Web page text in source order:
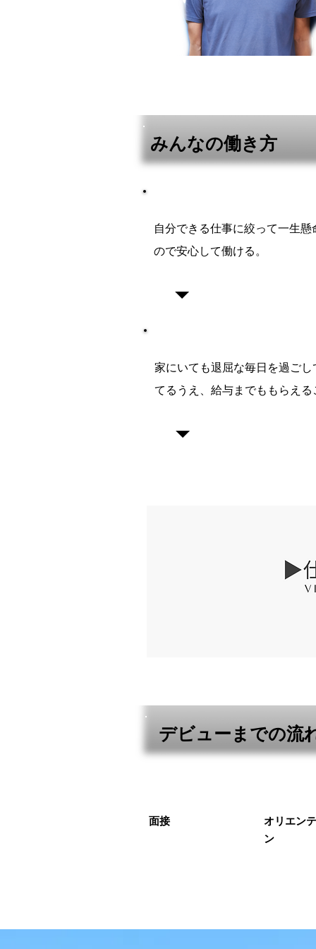
みんなの働き方
自分できる仕事に絞って一生
ので安心して働ける。
家にいても退屈な毎日を過ご
てるうえ、給与までももらえ
デビューまでの流
​面接
オリエン
ン